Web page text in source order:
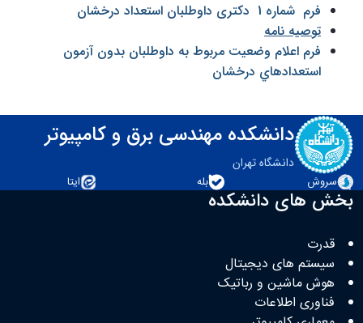
فرم شماره 1 دکتری داوطلبان استعداد درخشان
توصیه نامه
فرم اعلام وضعيت مربوط به داوطلبان بدون آزمون
استعدادهاي درخشان
دانشکده مهندسی برق و کامپیوتر
دانشگاه تهران
سروش
بله ایتا
بخش های دانشکده
قدرت
سیستم های دیجیتال
هوش ماشین و رباتیک
فناوری اطلاعات